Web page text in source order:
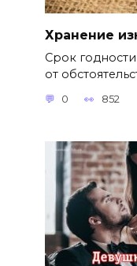
Хранение
Срок
от
0 852